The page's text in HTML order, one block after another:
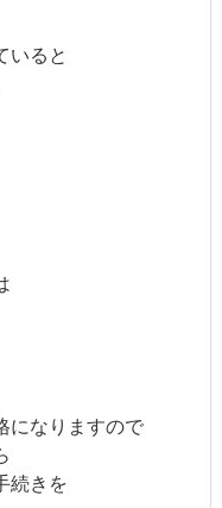
いると
になりますので
続きを